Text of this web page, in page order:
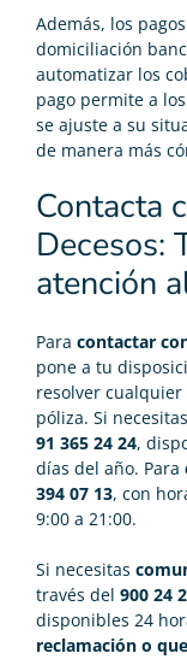
Además, los
domiciliación
automatizar los
pago permite a
se ajuste a su
de manera más
Contacta
Decesos:
atención
Para contactar
pone a tu
resolver
póliza. Si necesitas
91 365 24 24,
días del año. Para
394 07 13, con
9:00 a 21:00.
Si necesitas
través del 900 24
disponibles 24
reclamación o